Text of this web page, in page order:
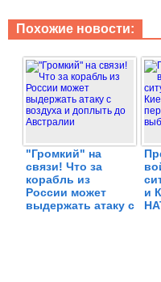
Похожие новости:
"Громкий" на
связи! Что за
корабль из
России может
выдержать атаку с
и